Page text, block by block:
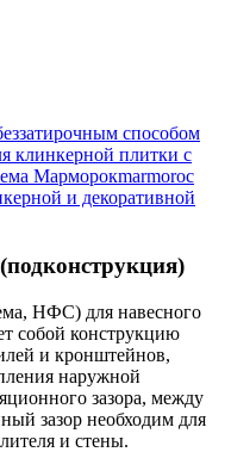
способом
клинкерной плитки с
Марморокmarmoroc
и декоративной
НФС) для навесного
собой конструкцию
и кронштейнов,
наружной
зазора, между
зазор необходим для
и стены.